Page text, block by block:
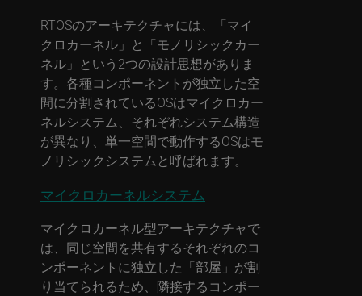
RTOSのアーキテクチャには、「マイ
クロカーネル」と「モノリシックカー
ネル」という2つの設計思想がありま
す。各種コンポーネントが独立した空
間に分割されているOSはマイクロカー
ネルシステム、それぞれシステム構造
が異なり、単一空間で動作するOSはモ
ノリシックシステムと呼ばれます。
マイクロカーネルシステム
マイクロカーネル型アーキテクチャで
は、同じ空間を共有するそれぞれのコ
ンポーネントに独立した「部屋」が割
り当てられるため、隣接するコンポー